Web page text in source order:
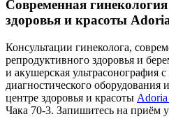
Современная
здоровья и красоты
Консультации гинеколога,
репродуктивного здоровья и
и акушерская ультрасонография
диагностического
центре здоровья и красоты Adoria
Чака 70-3. Запишитесь на приём